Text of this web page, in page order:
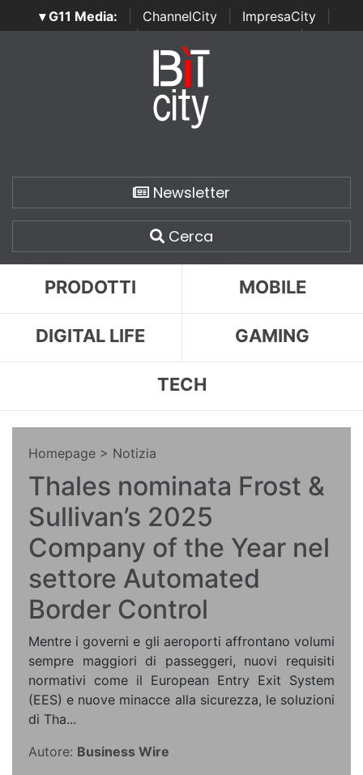
▾ G11 Media: ChannelCity ImpresaCity
SecurityOpenLab | Italian Channel Awards | Italian
Italian Security Awards
Newsletter
Cerca
PRODOTTI MOBILE
DIGITAL LIFE GAMING
TECH
Homepage > Notizia
Thales nominata Frost &
Sullivan’s 2025
Company of the Year nel
settore Automated
Border Control
Mentre i governi e gli aeroporti affrontano volumi
sempre maggiori di passeggeri, nuovi requisiti
normativi come il European Entry Exit System
(EES) e nuove minacce alla sicurezza, le soluzioni
di Tha...
Autore: Business Wire